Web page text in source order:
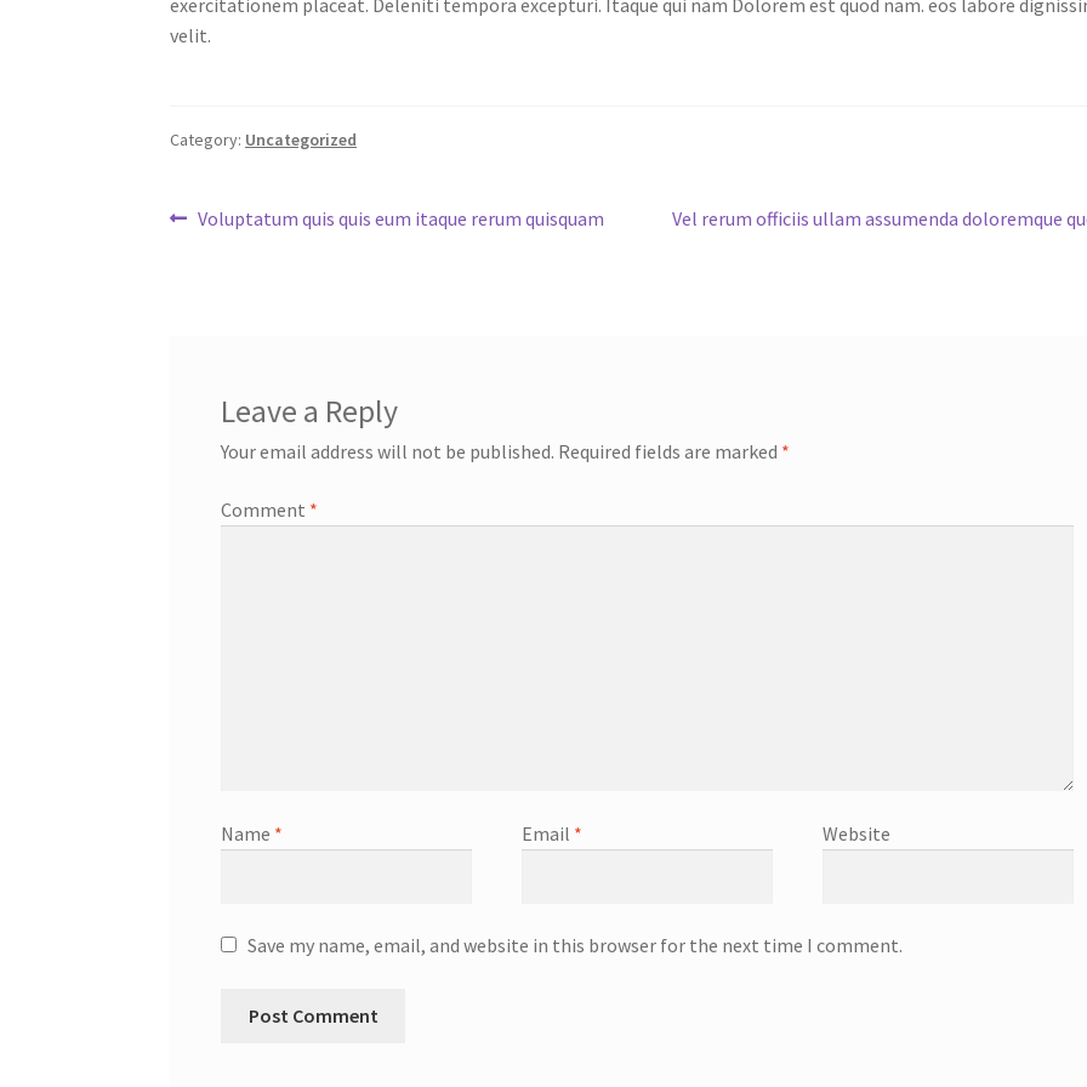
exercitationem placeat. Deleniti tempora excepturi. Itaque qui nam Dolorem est quod nam. eos labore
velit.
Category: Uncategorized
Post
Previous
Voluptatum quis quis eum itaque rerum quisquam
Next
Vel rerum officiis ullam assumenda doloremque
Leave a Reply
Your email address will not be published. Required fields are marked *
Comment *
Name * Email * Website
Save my name, email, and website in this browser for the next time I comment.